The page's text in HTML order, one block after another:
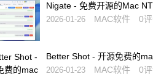
Nigate - 免费开源的Mac
工具
2026-01-26 MAC软件 0
Better Shot - 开源免费的
图与标注工具
2026-01-23 MAC软件 0